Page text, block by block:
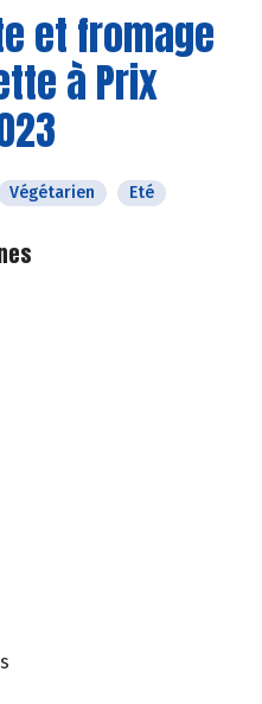
et fromage
à Prix
Végétarien Eté